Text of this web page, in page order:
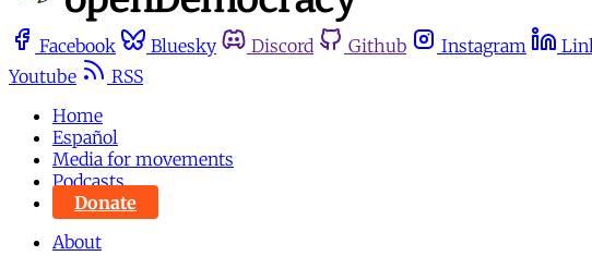
Facebook Bluesky Discord Github Instagram
Youtube
RSS
Home
Español
Media for movements
Podcasts
Donate
About